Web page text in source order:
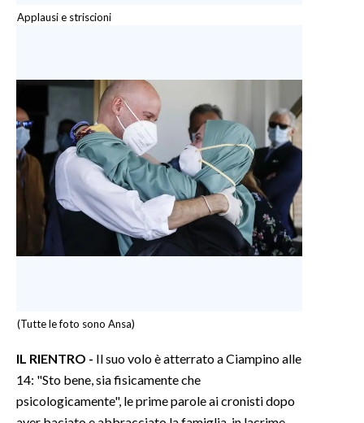
Applausi e striscioni
(Tutte le foto sono Ansa)
IL RIENTRO - Il suo volo è atterrato a Ciampino alle
14: "Sto bene, sia fisicamente che
psicologicamente", le prime parole ai cronisti dopo